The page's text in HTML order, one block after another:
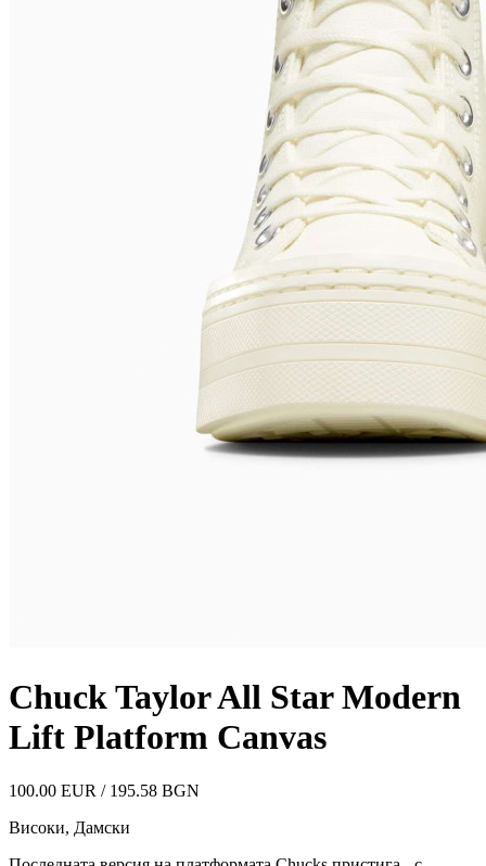
Chuck Taylor All Star Modern
Lift Platform Canvas
100.00 EUR / 195.58 BGN
Високи, Дамски